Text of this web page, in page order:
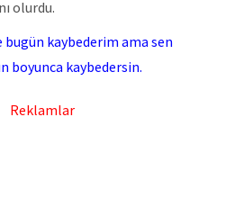
olurdu.
kaybederim ama sen
boyunca kaybedersin.
Reklamlar